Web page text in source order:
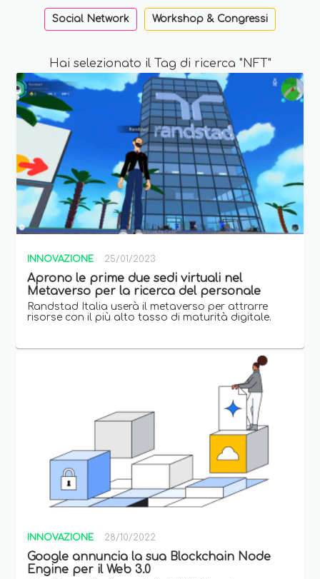
Social Network Workshop & Congressi
Hai selezionato il Tag di ricerca "NFT"
INNOVAZIONE 25/01/2023
Aprono le prime due sedi virtuali nel
Metaverso per la ricerca del personale
Randstad Italia userà il metaverso per attrarre
risorse con il più alto tasso di maturità digitale.
INNOVAZIONE 28/10/2022
Google annuncia la sua Blockchain Node
Engine per il Web 3.0